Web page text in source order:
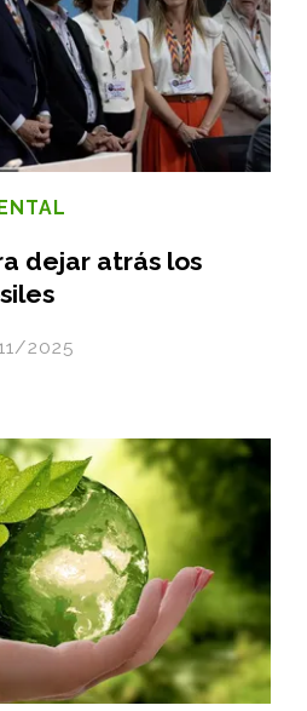
dejar atrás los
2025